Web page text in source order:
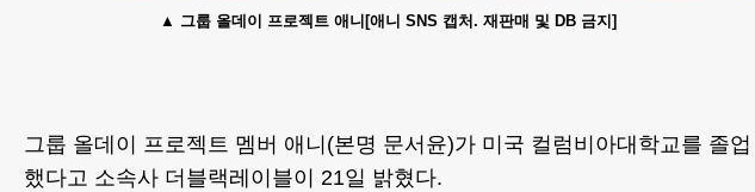
그룹 올데이 프로젝트 애니[애니 SNS 캡처. 재판매 및 DB 금지]
그룹 올데이 프로젝트 멤버 애니(본명 문서윤)가 미국 컬럼비아대학교를 졸업
했다고 소속사 더블랙레이블이 21일 밝혔다.